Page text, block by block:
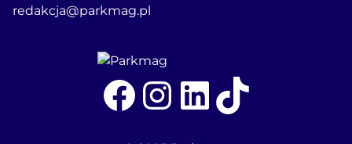
redakcja@parkmag.pl
Facebook
Instagram
LinkedIn
TikTok